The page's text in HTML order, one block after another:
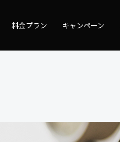
料金プラン キャンペーン